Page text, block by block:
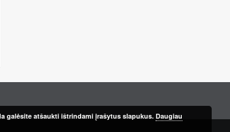
galėsite atšaukti ištrindami įrašytus slapukus.Daugiau